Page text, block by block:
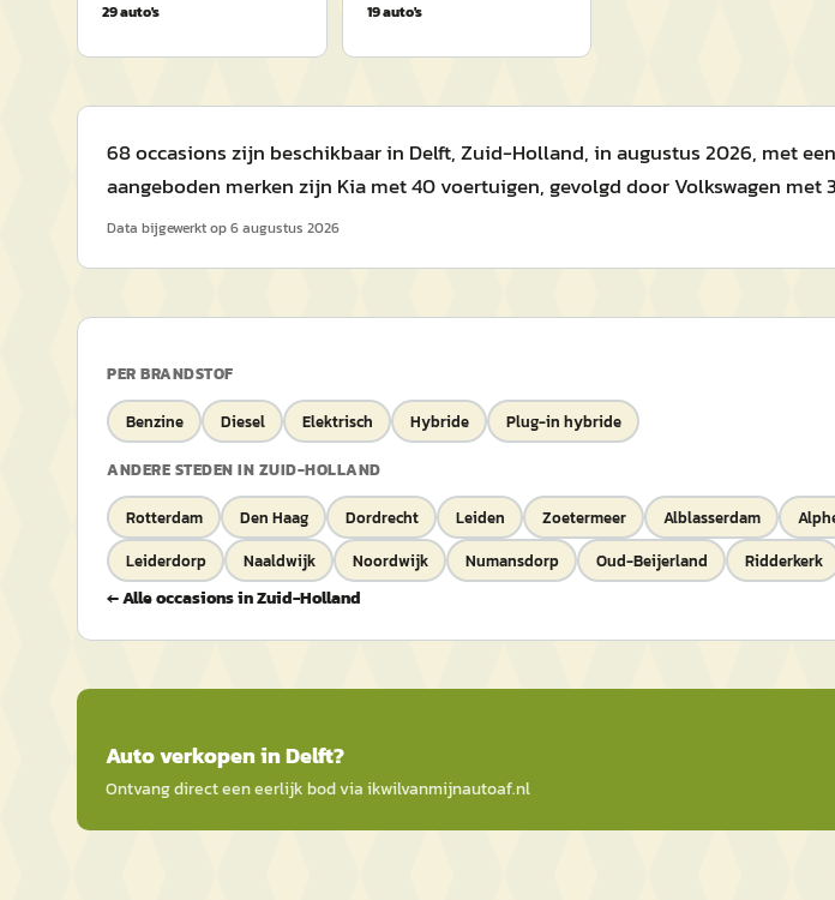
29auto's 19auto's
68 occasions zijn beschikbaar in Delft, Zuid-Holland, in augustus 2026, met
aangeboden merken zijn Kia met 40 voertuigen, gevolgd door Volkswagen met
Data bijgewerkt op6 augustus 2026
PER BRANDSTOF
Benzine Diesel Elektrisch Hybride Plug-in hybride
ANDERE STEDEN IN ZUID-HOLLAND
Rotterdam Den Haag Dordrecht Leiden Zoetermeer Alblasserdam
Leiderdorp
Naaldwijk Noordwijk Numansdorp Oud-Beijerland Ridderkerk
← Alle occasions inZuid-Holland
Autoverkopen inDelft?
Ontvang direct een eerlijk bod viaikwilvanmijnautoaf.nl